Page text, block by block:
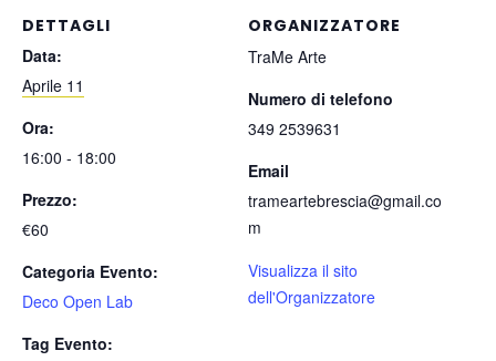
DETTAGLI
Data:
Aprile 11
Ora:
16:00 - 18:00
Prezzo:
€60
Categoria Evento:
Deco Open Lab
Tag Evento:
ORGANIZZATORE
TraMe Arte
Numero di telefono
349 2539631
Email
trameartebrescia@gmail.co
m
Visualizza il sito
dell'Organizzatore